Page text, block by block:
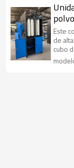
Este
de
cubo